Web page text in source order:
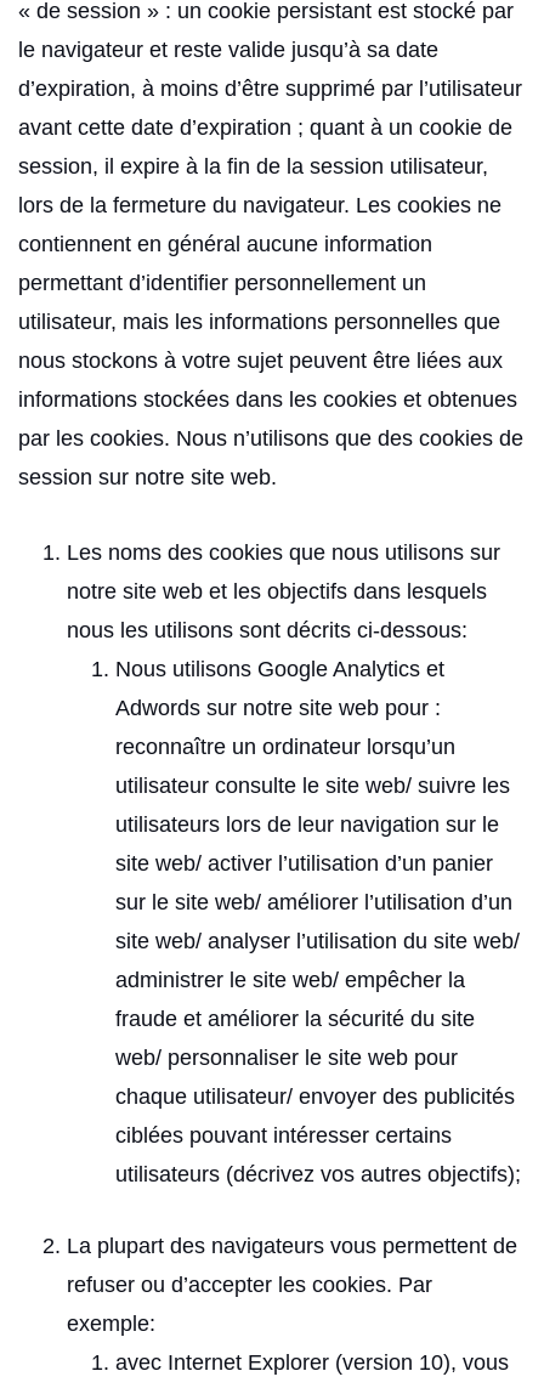
« de session » : un cookie persistant est stocké par
le navigateur et reste valide jusqu’à sa date
d’expiration, à moins d’être supprimé par l’utilisateur
avant cette date d’expiration ; quant à un cookie de
session, il expire à la fin de la session utilisateur,
lors de la fermeture du navigateur. Les cookies ne
contiennent en général aucune information
permettant d’identifier personnellement un
utilisateur, mais les informations personnelles que
nous stockons à votre sujet peuvent être liées aux
informations stockées dans les cookies et obtenues
par les cookies. Nous n’utilisons que des cookies de
session sur notre site web.
Les noms des cookies que nous utilisons sur
notre site web et les objectifs dans lesquels
nous les utilisons sont décrits ci-dessous:
Nous utilisons Google Analytics et
Adwords sur notre site web pour :
reconnaître un ordinateur lorsqu’un
utilisateur consulte le site web/ suivre les
utilisateurs lors de leur navigation sur le
site web/ activer l’utilisation d’un panier
sur le site web/ améliorer l’utilisation d’un
site web/ analyser l’utilisation du site web/
administrer le site web/ empêcher la
fraude et améliorer la sécurité du site
web/ personnaliser le site web pour
chaque utilisateur/ envoyer des publicités
ciblées pouvant intéresser certains
utilisateurs (décrivez vos autres objectifs);
La plupart des navigateurs vous permettent de
refuser ou d’accepter les cookies. Par
exemple:
avec Internet Explorer (version 10), vous